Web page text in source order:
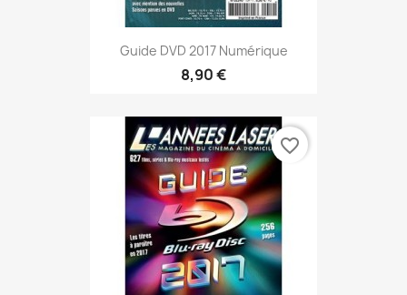
Guide DVD 2017 Numérique
8,90 €
favorite_border